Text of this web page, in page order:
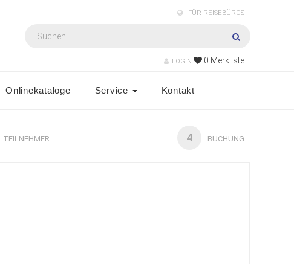
FÜR REISEBÜROS
LOGIN 0 Merkliste
Onlinekataloge Service Kontakt
TEILNEHMER 4 BUCHUNG